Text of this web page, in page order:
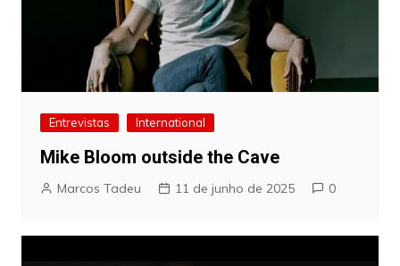
Entrevistas International
Mike Bloom outside the Cave
Marcos Tadeu 11 de junho de 2025 0